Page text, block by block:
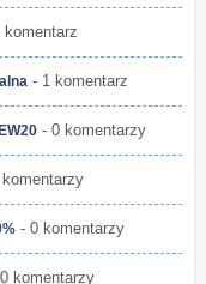
komentarz
- 1 komentarz
- 0 komentarzy
- 0 komentarzy
komentarzy